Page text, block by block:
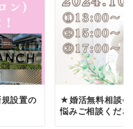
規設置の
★婚活無料相談会
悩みご相談くだ